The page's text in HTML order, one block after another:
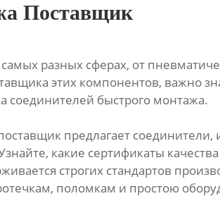
Поставщик
разных сферах, от
этих компонентов, важно
соединителей быстрого монтажа.
предлагает
какие сертификаты
строгих стандартов
поломкам и простою